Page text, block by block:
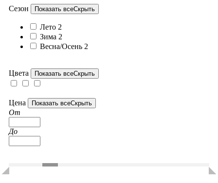
Сезон Показать всеСкрыть
Лето 2
Зима 2
Весна/Осень 2
Цвета Показать всеСкрыть
Цена Показать всеСкрыть
От
До